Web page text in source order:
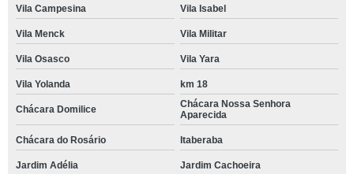
Vila Campesina Vila Isabel
Vila Menck Vila Militar
Vila Osasco Vila Yara
Vila Yolanda km 18
Chácara Domilice
Chácara Nossa Senhora
Aparecida
Chácara do Rosário Itaberaba
Jardim Adélia Jardim Cachoeira